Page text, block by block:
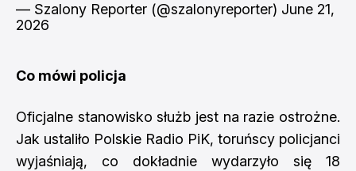
— Szalony Reporter (@szalonyreporter) June 21,
2026
Co mówi policja
Oficjalne stanowisko służb jest na razie ostrożne.
Jak ustaliło Polskie Radio PiK, toruńscy policjanci
wyjaśniają, co dokładnie wydarzyło się 18